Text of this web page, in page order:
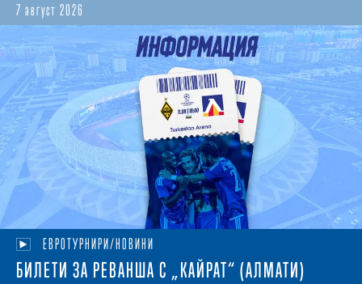
7 август 2026
ЕВРОТУРНИРИ/НОВИНИ
БИЛЕТИ ЗА РЕВАНША С „КАЙРАТ“ (АЛМАТИ)